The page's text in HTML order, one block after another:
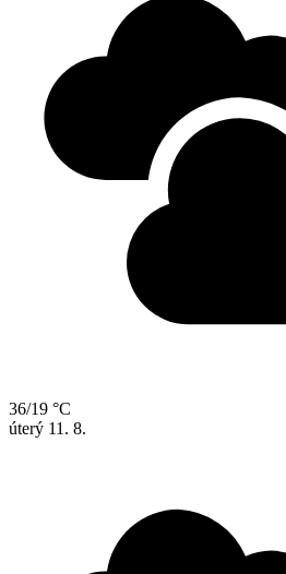
36/19 °C
úterý 11. 8.